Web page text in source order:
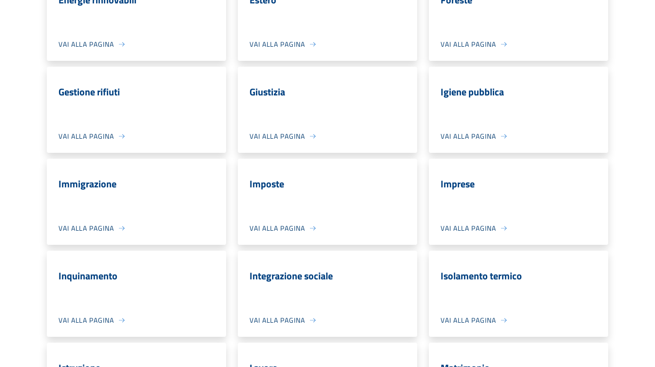
VAI ALLA PAGINA VAI ALLA PAGINA VAI ALLA PAGINA
Gestione rifiuti
VAI ALLA PAGINA
Giustizia
VAI ALLA PAGINA
Igiene pubblica
VAI ALLA PAGINA
Immigrazione
VAI ALLA PAGINA
Imposte
VAI ALLA PAGINA
Imprese
VAI ALLA PAGINA
Inquinamento
VAI ALLA PAGINA
Integrazione sociale
VAI ALLA PAGINA
Isolamento termico
VAI ALLA PAGINA